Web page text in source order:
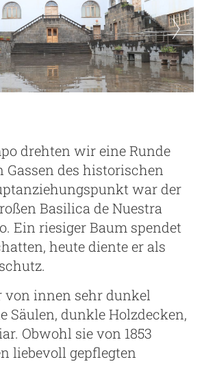
drehten wir eine Runde
Gassen des historischen
war der
Basilica de Nuestra
Ein riesiger Baum spendet
heute diente er als
von innen sehr dunkel
Säulen, dunkle Holzdecken,
Obwohl sie von 1853
liebevoll gepflegten